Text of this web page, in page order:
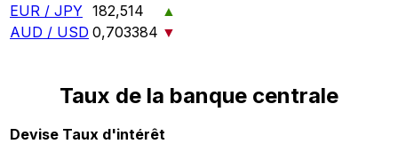
EUR / JPY 182,514
▲
AUD / USD 0,703384 ▼
Taux de la banque centrale
Devise Taux d'intérêt